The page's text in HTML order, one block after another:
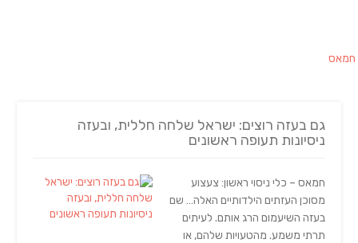
חמאס
גם בעזה רוצים: ישראל שלחה חללית, ובעזה
ניסיונות תעופה ראשונים
חמאס – כלי ניסוי ראשון: צעצוע
מסוכן העזתים הילדותיים האלה… שם
בעזה השיעמום הרג אותם. לעיתים
תרתי משמע. מהטעויות שלהם, או